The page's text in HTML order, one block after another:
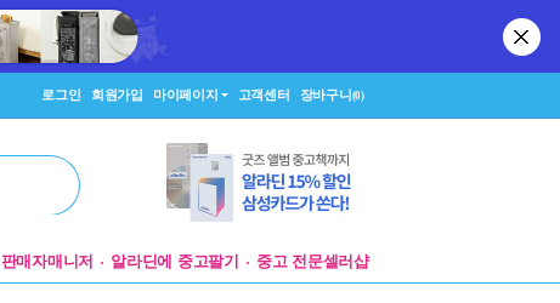
로그인 회원가입 마이페이지 고객센터 장바구니(0)
판매자매니저 알라딘에 중고팔기 중고 전문셀러샵